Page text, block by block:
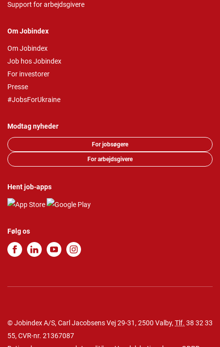
Support for arbejdsgivere
Om Jobindex
Om Jobindex
Job hos Jobindex
For investorer
Presse
#JobsForUkraine
Modtag nyheder
For jobsøgere
For arbejdsgivere
Hent job-apps
Følg os
© Jobindex A/S, Carl Jacobsens Vej 29-31, 2500 Valby, Tlf. 38 32 33
55, CVR-nr. 21367087